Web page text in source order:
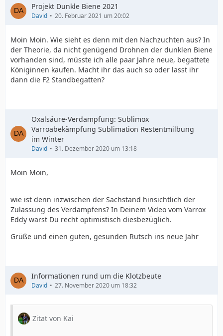
Projekt Dunkle Biene 2021
David 20. Februar 2021 um 20:02
Moin Moin. Wie sieht es denn mit den Nachzuchten aus? In
der Theorie, da nicht genügend Drohnen der dunklen Biene
vorhanden sind, müsste ich alle paar Jahre neue, begattete
Königinnen kaufen. Macht ihr das auch so oder lasst ihr
dann die F2 Standbegatten?
Oxalsäure-Verdampfung: Sublimox
Varroabekämpfung Sublimation Restentmilbung
im Winter
David 31. Dezember 2020 um 13:18
Moin Moin,
wie ist denn inzwischen der Sachstand hinsichtlich der
Zulassung des Verdampfens? In Deinem Video vom Varrox
Eddy warst Du recht optimistisch diesbezüglich.
Grüße und einen guten, gesunden Rutsch ins neue Jahr
Informationen rund um die Klotzbeute
David 27. November 2020 um 18:32
Zitat von Kai